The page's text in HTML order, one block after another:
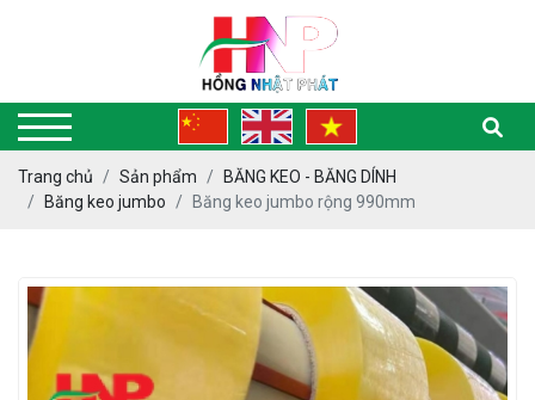
Trang chủ Sản phẩm
BĂNG KEO - BĂNG DÍNH
Băng keo jumbo
Băng keo jumbo rộng 990mm